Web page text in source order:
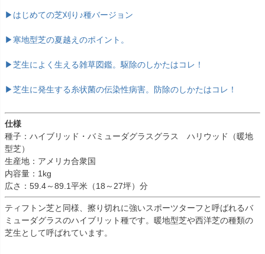
▶はじめての芝刈り♪種バージョン
▶寒地型芝の夏越えのポイント。
▶芝生によく生える雑草図鑑。駆除のしかたはコレ！
▶芝生に発生する糸状菌の伝染性病害。防除のしかたはコレ！
仕様
種子：ハイブリッド・バミューダグラスグラス ハリウッド（暖地
型芝）
生産地：アメリカ合衆国
内容量：1kg
広さ：59.4～89.1平米（18～27坪）分
ティフトン芝と同様、擦り切れに強いスポーツターフと呼ばれるバ
ミューダグラスのハイブリット種です。暖地型芝や西洋芝の種類の
芝生として呼ばれています。